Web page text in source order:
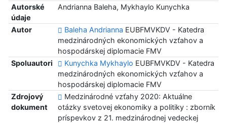
Autorské
údaje
Andrianna Baleha, Mykhaylo Kunychka
Autor Baleha Andrianna EUBFMVKDV - Katedra
medzinárodných ekonomických vzťahov a
hospodárskej diplomacie FMV
Spoluautori
Kunychka Mykhaylo EUBFMVKDV - Katedra
medzinárodných ekonomických vzťahov a
hospodárskej diplomacie FMV
Zdrojový
dokument
Medzinárodné vzťahy 2020: Aktuálne
otázky svetovej ekonomiky a politiky : zborník
príspevkov z 21. medzinárodnej vedeckej